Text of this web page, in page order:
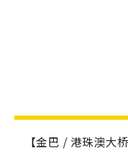
【金巴 / 港珠澳大